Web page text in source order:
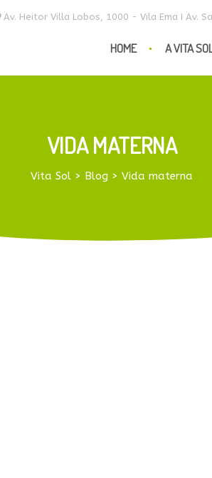
Av. Heitor Villa Lobos, 1000 - Vila Ema I Av.
HOME A VITA
VIDA MATERNA
Vita Sol > Blog > Vida materna